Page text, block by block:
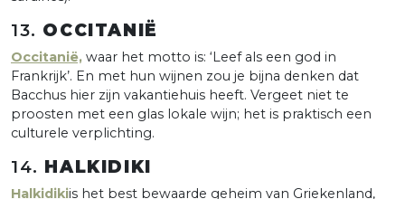
13. OCCITANIË
Occitanië, waar het motto is: ‘Leef als een god in
Frankrijk’. En met hun wijnen zou je bijna denken dat
Bacchus hier zijn vakantiehuis heeft. Vergeet niet te
proosten met een glas lokale wijn; het is praktisch een
culturele verplichting.
14. HALKIDIKI
Halkidikiis het best bewaarde geheim van Griekenland,